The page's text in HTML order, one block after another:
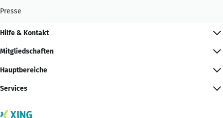
Presse
Hilfe & Kontakt
Mitgliedschaften
Hauptbereiche
Services